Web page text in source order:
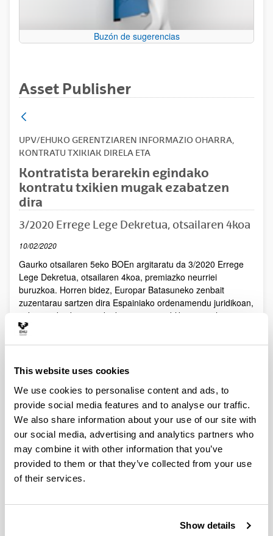
This website uses cookies
We use cookies to personalise content and ads, to
provide social media features and to analyse our traffic.
We also share information about your use of our site with
our social media, advertising and analytics partners who
may combine it with other information that you’ve
provided to them or that they’ve collected from your use
of their services.
Show details
Buzón de sugerencias
Asset Publisher
UPV/EHUKO GERENTZIAREN INFORMAZIO OHARRA,
KONTRATU TXIKIAK DIRELA ETA
Kontratista berarekin egindako
kontratu txikien mugak ezabatzen
dira
3/2020 Errege Lege Dekretua, otsailaren 4koa
10/02/2020
Gaurko otsailaren 5eko BOEn argitaratu da 3/2020 Errege
Lege Dekretua, otsailaren 4koa, premiazko neurriei
buruzkoa. Horren bidez, Europar Batasuneko zenbait
zuzentarau sartzen dira Espainiako ordenamendu juridikoan,
sektore jakin batzuetako kontratazio publikoaren arloan;
aseguru pribatuen arloan; pentsio plan eta funtsen arloan;
lehenengoak honako hau xedatzen du:
“Disposición final primera. Modificación de la Ley 9/2017, de
8 de noviembre, de Contratos del Sector Público, por la que
se transponen al ordenamiento jurídico español las
Directivas del Parlamento Europeo y del Consejo
2014/23/UE y 2014/24/UE, de 26 de febrero de 2014.
Uno. Se da nueva redacción al artículo 118 de la Ley
9/2017, de 8 de noviembre, que queda redactado como
«Artículo 118. Expediente de contratación en contratos